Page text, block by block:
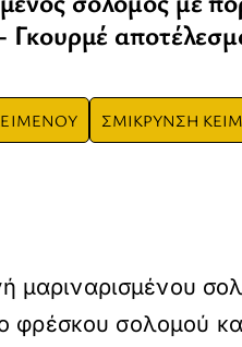
Γκουρμέ
ΣΜΙΚΡΥΝΣΗ
μαριναρισμένου
φρέσκου σολομού